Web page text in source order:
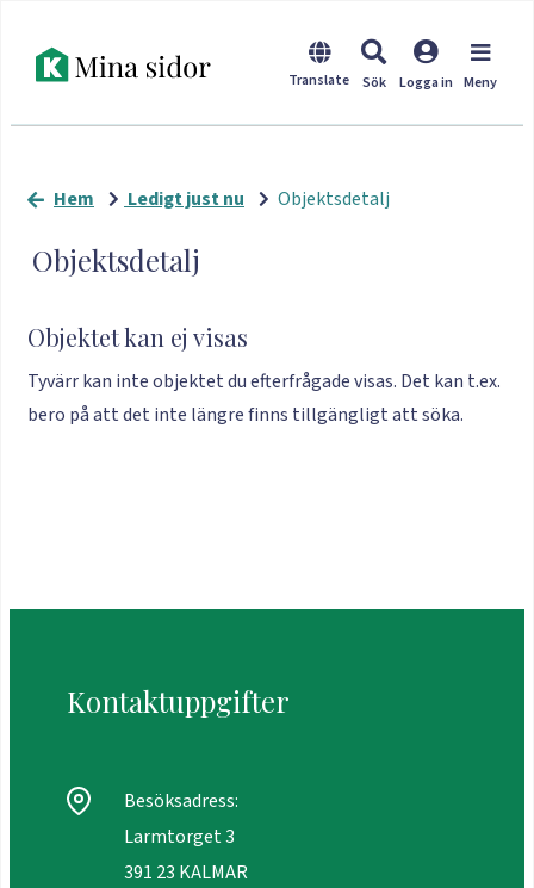
Hem Ledigt just nu Objektsdetalj
Objektsdetalj
Objektet kan ej visas
Tyvärr kan inte objektet du efterfrågade visas. Det kan t.ex.
bero på att det inte längre finns tillgängligt att söka.
Kontaktuppgifter
Besöksadress:
Larmtorget 3
391 23 KALMAR